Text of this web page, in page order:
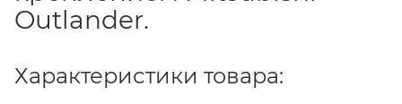
Outlander.
Характеристики товара: